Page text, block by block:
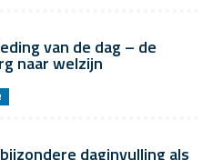
van de dag – de
naar welzijn
daginvulling als